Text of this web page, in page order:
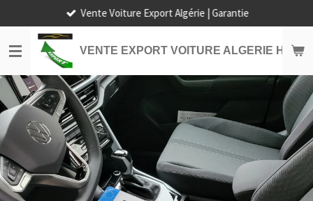
au
contenu
principal
VENTE EXPORT VOITURE ALGERIE HORS
Vente Voiture Export Algérie | Garantie